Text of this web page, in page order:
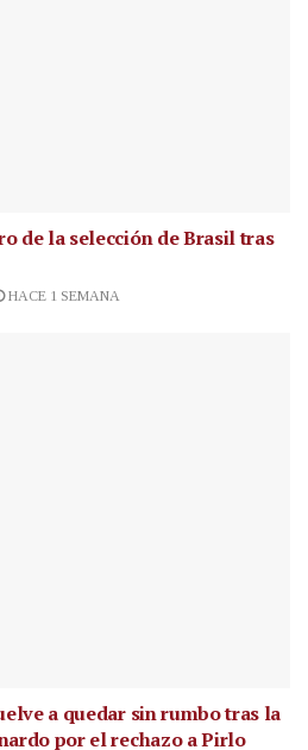
de la selección de Brasil tras
HACE 1 SEMANA
a quedar sin rumbo tras la
por el rechazo a Pirlo